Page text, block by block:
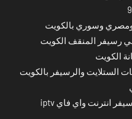
وسوري بالكويت
رسيفر المنقف الكويت
الكويت
الستلايت والرسيفر بالكويت
فني ستلايت مركزي المنقف رسيفر انترنت واي فاي iptv